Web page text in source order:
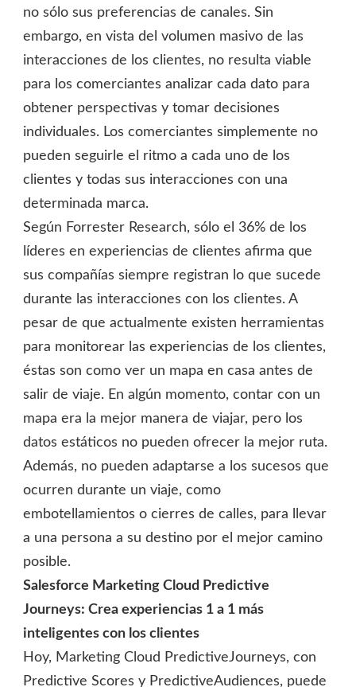
no sólo sus preferencias de canales. Sin
embargo, en vista del volumen masivo de las
interacciones de los clientes, no resulta viable
para los comerciantes analizar cada dato para
obtener perspectivas y tomar decisiones
individuales. Los comerciantes simplemente no
pueden seguirle el ritmo a cada uno de los
clientes y todas sus interacciones con una
determinada marca.
Según Forrester Research, sólo el 36% de los
líderes en experiencias de clientes afirma que
sus compañías siempre registran lo que sucede
durante las interacciones con los clientes. A
pesar de que actualmente existen herramientas
para monitorear las experiencias de los clientes,
éstas son como ver un mapa en casa antes de
salir de viaje. En algún momento, contar con un
mapa era la mejor manera de viajar, pero los
datos estáticos no pueden ofrecer la mejor ruta.
Además, no pueden adaptarse a los sucesos que
ocurren durante un viaje, como
embotellamientos o cierres de calles, para llevar
a una persona a su destino por el mejor camino
posible.
Salesforce Marketing Cloud Predictive
Journeys: Crea experiencias 1 a 1 más
inteligentes con los clientes
Hoy, Marketing Cloud PredictiveJourneys, con
Predictive Scores y PredictiveAudiences, puede